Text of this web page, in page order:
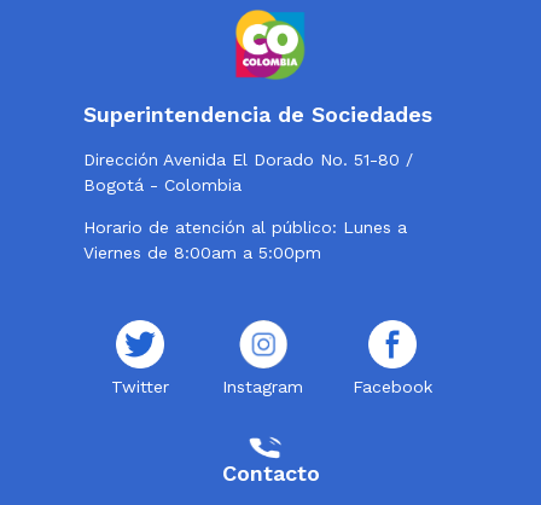
Superintendencia de Sociedades
Dirección Avenida El Dorado No. 51-80 /
Bogotá - Colombia
Horario de atención al público: Lunes a
Viernes de 8:00am a 5:00pm
Twitter Instagram Facebook
Contacto